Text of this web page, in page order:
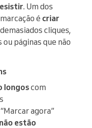
. Um dos
é criar
cliques,
páginas que não
longoscom
agora”
não estão